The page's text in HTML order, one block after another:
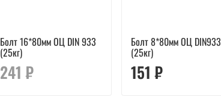
Болт 16*80мм ОЦ DIN 933
(25кг)
241 ₽
Болт 8*80мм ОЦ DIN933
(25кг)
151 ₽